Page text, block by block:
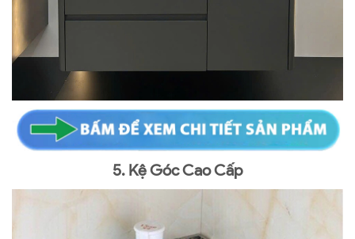
5. Kệ Góc Cao Cấp